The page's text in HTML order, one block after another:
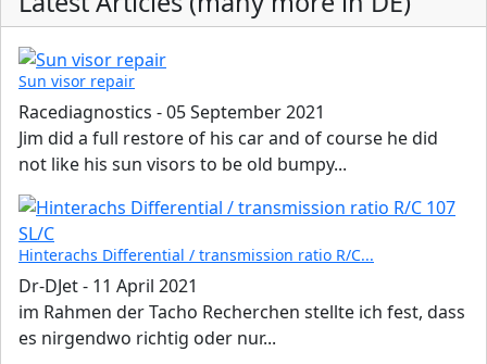
Sun visor repair
Racediagnostics -05 September 2021
Jim did a full restore of his car and of course he did
not like his sun visors to be old bumpy...
Hinterachs Differential / transmission ratio R/C...
Dr-DJet- 11 April 2021
im Rahmen der Tacho Recherchen stellte ich fest, dass
es nirgendwo richtig oder nur...